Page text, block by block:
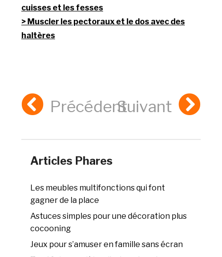
cuisses et les fesses
Muscler les pectoraux et le dos avec des
haltères
PrécédentSuivant
Articles Phares
Les meubles multifonctions qui font
gagner de la place
Astuces simples pour une décoration plus
cocooning
Jeux pour s’amuser en famille sans écran